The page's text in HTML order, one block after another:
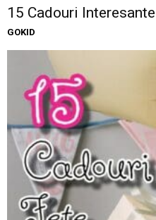
15 Cadouri
GOKID